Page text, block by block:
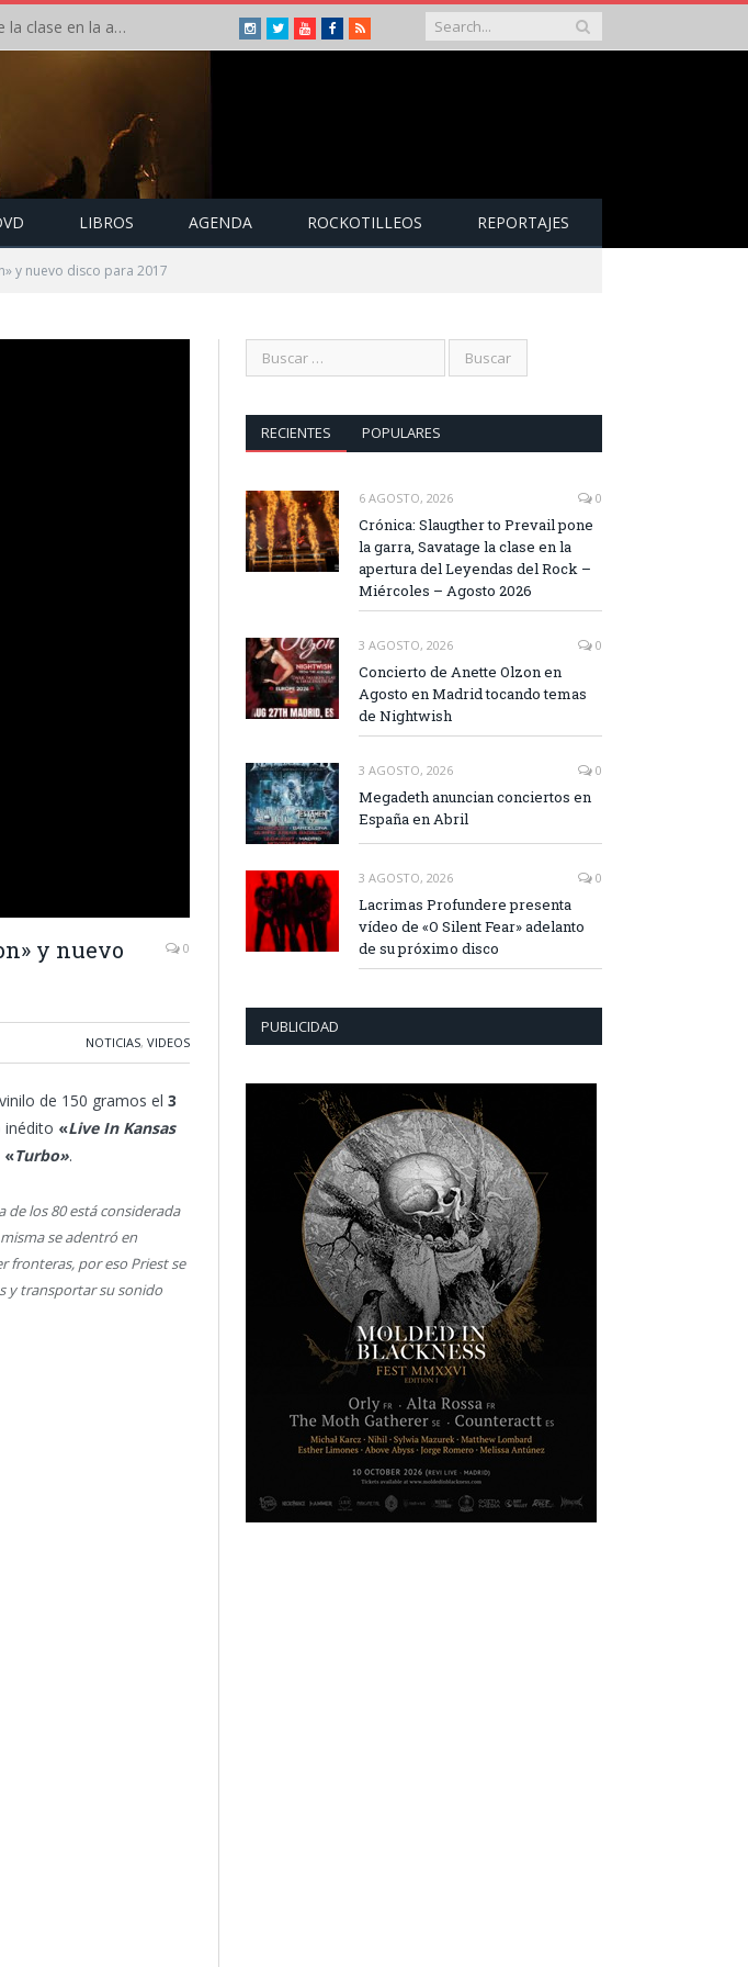
Crónica: Slaugther to Prevail pone la garra, Savatage la clase en la apertura del Leyendas del Rock – Miércoles – Agosto 2026 Instagram
TwitterYoutubeFacebook
RSS
LIBROS AGENDA ROCKOTILLEOS REPORTAJES
y nuevo disco para 2017
y nuevo
0
NOTICIAS, VIDEOS
de 150 gramos el 3
inédito «Live In Kansas
«Turbo».
de los 80 está considerada
se adentró en
fronteras, por eso Priest se
y transportar su sonido
RECIENTES POPULARES
6 AGOSTO, 2026 0
Crónica: Slaugther to Prevail pone
la garra, Savatage la clase en la
apertura del Leyendas del Rock –
Miércoles – Agosto 2026
3 AGOSTO, 2026 0
Concierto de Anette Olzon en
Agosto en Madrid tocando temas
de Nightwish
3 AGOSTO, 2026 0
Megadeth anuncian conciertos en
España en Abril
3 AGOSTO, 2026 0
Lacrimas Profundere presenta
vídeo de «O Silent Fear» adelanto
de su próximo disco
PUBLICIDAD